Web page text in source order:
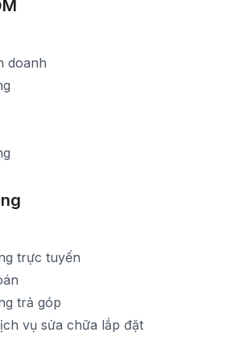
19h hàng ngày
-(028)73000322
20h hàng ngày
doanh
trực tuyến
trả góp
vụ sửa chữa lắp đặt